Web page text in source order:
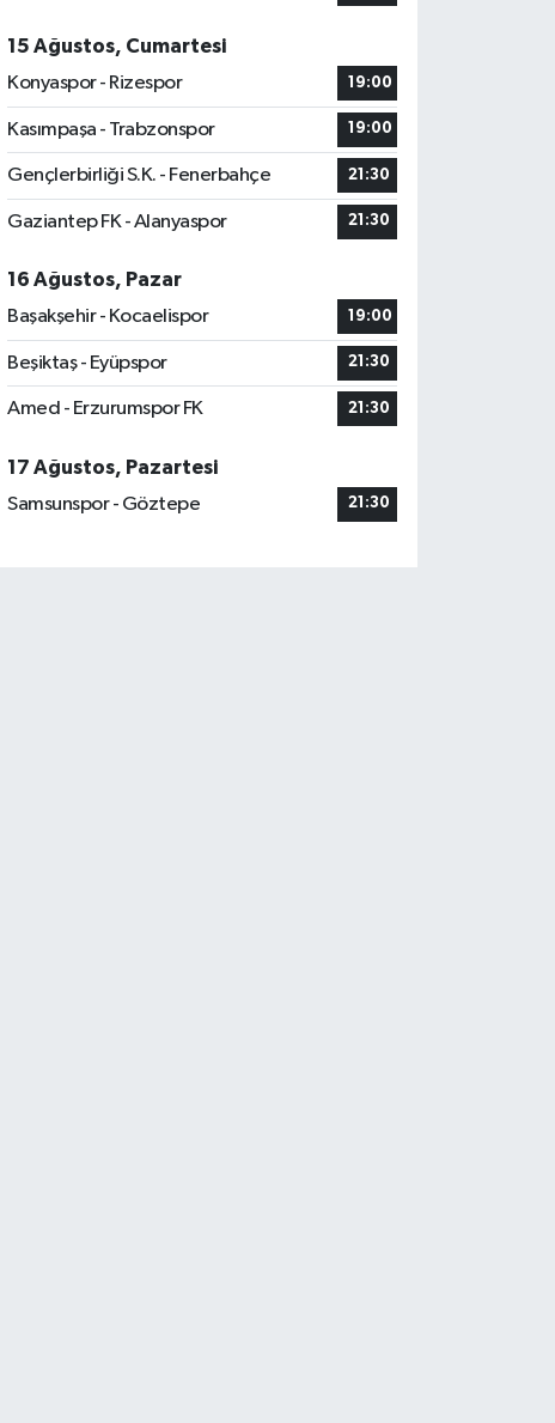
15 Ağustos, Cumartesi
Konyaspor - Rizespor
19:00
Kasımpaşa - Trabzonspor 19:00
Gençlerbirliği S.K. - Fenerbahçe 21:30
Gaziantep FK - Alanyaspor 21:30
16 Ağustos, Pazar
Başakşehir - Kocaelispor
19:00
Beşiktaş - Eyüpspor 21:30
Amed - Erzurumspor FK 21:30
17 Ağustos, Pazartesi
Samsunspor - Göztepe
21:30